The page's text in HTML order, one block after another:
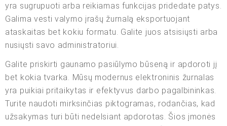
yra sugrupuoti arba reikiamas funkcijas pridedate patys.
Galima vesti valymo įrašų žurnalą eksportuojant
ataskaitas bet kokiu formatu. Galite juos atsisiųsti arba
nusiųsti savo administratoriui.
Galite priskirti gaunamo pasiūlymo būseną ir apdoroti jį
bet kokia tvarka. Mūsų modernus elektroninis žurnalas
yra puikiai pritaikytas ir efektyvus darbo pagalbininkas.
Turite naudoti mirksinčias piktogramas, rodančias, kad
užsakymas turi būti nedelsiant apdorotas. Šios įmonės